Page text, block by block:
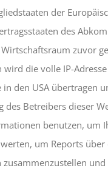
der
des
zuvor
wird die volle IP-
in den USA übertragen
des Betreibers dieser
benutzen, um
um Reports über
zusammenzustellen